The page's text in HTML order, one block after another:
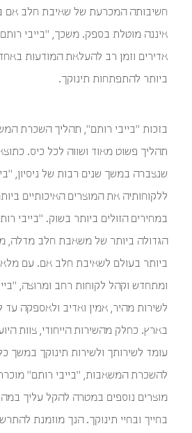
חשיבותה המכרעת של שאיבת חלב
איננה מוטלת בספק. משכך, "בייבי
אדירים וזמן רב להעלאת המודעות
ביותר להתפתחות תינוקך.
בזכות "בייבי רותם", תהליך השכרת
תהליך פשוט מאוד ושווה לכל כיס.
שנצברה במשך שנים רבות של ניסיון,
ללקוחותיה את המוצרים האיכותיים
במחירים הזולים ביותר בשוק. "בייבי
הגדולה ביותר של משאבת חלב מדלה,
ביותר בעולם לשאיבת חלב אם. עם
ומתחדש וקהל לקוחות רחב ומרוצה,
לשירות מהיר, אמין ואדיב ולאספקה
בארץ. כחלק מהשירות הייחודי, צוות
עומד לשירותך ולשירות תינוקך במשך
להשכרת המשאבות, "בייבי רותם"
מוצרים נוספים במטרה להקל עליך
בחייך ובחיי תינוקך. הנך מוזמנת